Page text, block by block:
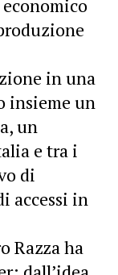
in una
insieme un
un
e tra i
di
accessi in
Razza ha